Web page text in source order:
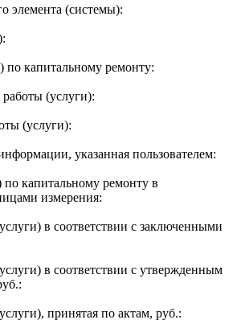
элемента (системы):
по капитальному ремонту:
(услуги):
(услуги):
указанная пользователем:
по капитальному ремонту в
измерения:
в соответствии с заключенными
в соответствии с утвержденным
принятая по актам, руб.: